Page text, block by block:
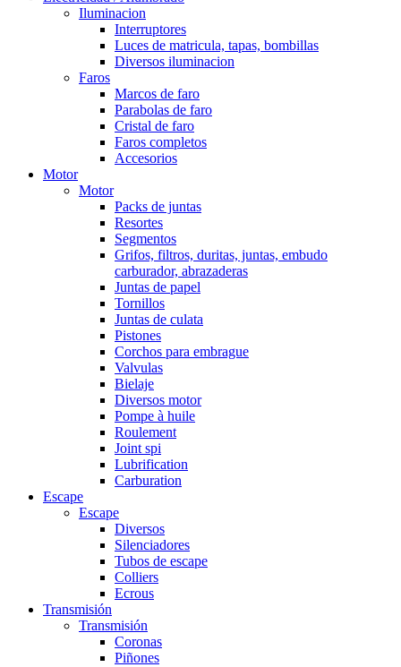
Iluminacion
Interruptores
Luces de matricula, tapas, bombillas
Diversos iluminacion
Faros
Marcos de faro
Parabolas de faro
Cristal de faro
Faros completos
Accesorios
Motor
Motor
Packs de juntas
Resortes
Segmentos
Grifos, filtros, duritas, juntas, embudo
carburador, abrazaderas
Juntas de papel
Tornillos
Juntas de culata
Pistones
Corchos para embrague
Valvulas
Bielaje
Diversos motor
Pompe à huile
Roulement
Joint spi
Lubrification
Carburation
Escape
Escape
Diversos
Silenciadores
Tubos de escape
Colliers
Ecrous
Transmisión
Transmisión
Coronas
Piñones